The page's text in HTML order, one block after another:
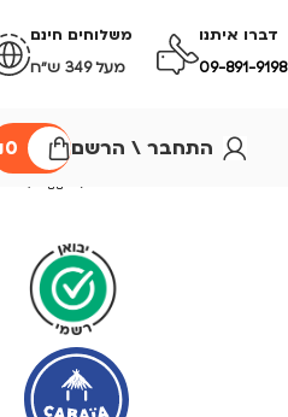
דברו איתנו
09-891-9198
משלוחים חינם
מעל 349 ש״ח
התחבר \ הרשם 0